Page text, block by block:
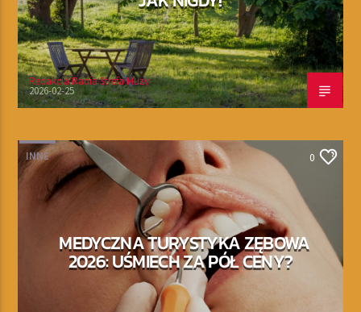
Redakcja Radia Strefa Muzy
2026-02-25
INNE 0
MEDYCZNA TURYSTYKA ZĘBOWA
2026: UŚMIECH ZA PÓŁ CENY?